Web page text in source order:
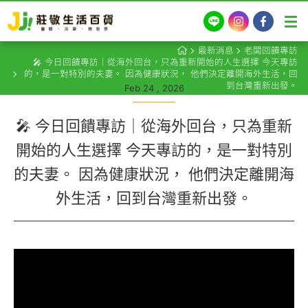
LINE InstagramFacebook
最新消息
老闆回饋專訪
🎤 今日回饋專訪｜從海外回台，只為重新開始的人生選擇 今天專訪
的，是一對特別的夫妻。 因為健康狀況， 他們決定離開海外生活，回
到台灣重新出發。
Feb 24 , 2026
🎤 今日回饋專訪｜從海外回台，只為重新
開始的人生選擇 今天專訪的，是一對特別
的夫妻。 因為健康狀況， 他們決定離開海
外生活，回到台灣重新出發。